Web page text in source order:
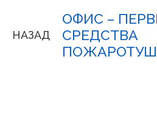
НАЗАД
ОФИС –
СРЕДСТВА